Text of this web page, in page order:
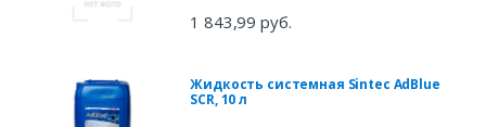
1 843,99 руб.
Жидкость системная Sintec AdBlue
SCR, 10 л